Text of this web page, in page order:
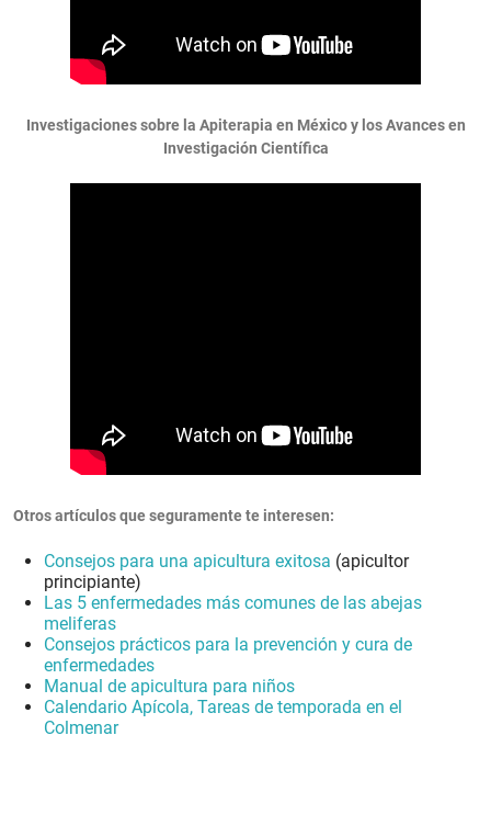
Investigaciones sobre la Apiterapia en México y los Avances en
Investigación Científica
Otros artículos que seguramente te interesen:
Consejos para una apicultura exitosa (apicultor
principiante)
Las 5 enfermedades más comunes de las abejas
meliferas
Consejos prácticos para la prevención y cura de
enfermedades
Manual de apicultura para niños
Calendario Apícola, Tareas de temporada en el
Colmenar